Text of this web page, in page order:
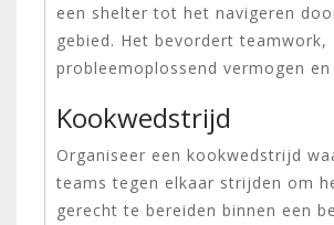
een shelter tot het navigeren
gebied. Het bevordert teamwork,
probleemoplossend vermogen
Kookwedstrijd
Organiseer een kookwedstrijd
teams tegen elkaar strijden om
gerecht te bereiden binnen een